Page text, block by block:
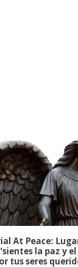
At Peace:
la paz y
tus seres